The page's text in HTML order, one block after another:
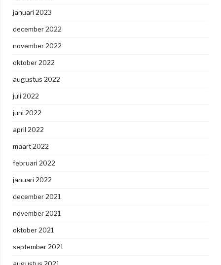
januari 2023
december 2022
november 2022
oktober 2022
augustus 2022
juli 2022
juni 2022
april 2022
maart 2022
februari 2022
januari 2022
december 2021
november 2021
oktober 2021
september 2021
augustus 2021